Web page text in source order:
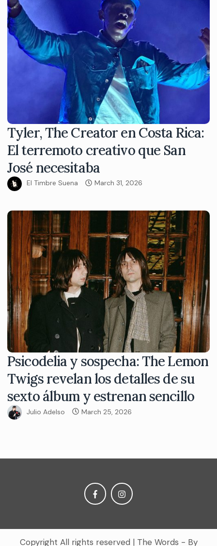
Tyler, The Creator en Costa Rica:
El terremoto creativo que San
José necesitaba
El Timbre Suena March 31, 2026
Psicodelia y sospecha: The Lemon
Twigs revelan los detalles de su
sexto álbum y estrenan sencillo
Julio Adelso March 25, 2026
Copyright All rights reserved | The Words - By